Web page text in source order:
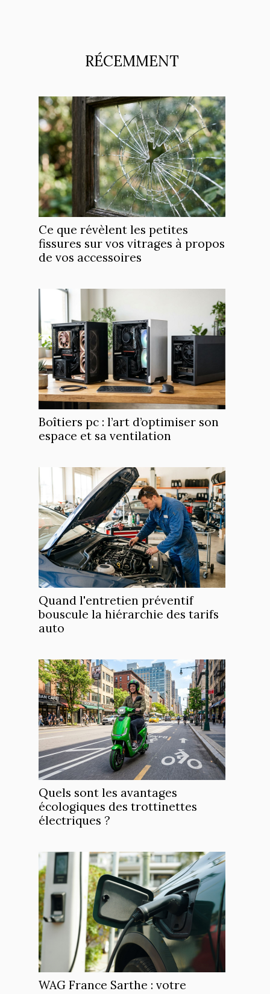
RÉCEMMENT
Ce que révèlent les petites
fissures sur vos vitrages à propos
de vos accessoires
Boîtiers pc : l’art d’optimiser son
espace et sa ventilation
Quand l'entretien préventif
bouscule la hiérarchie des tarifs
auto
Quels sont les avantages
écologiques des trottinettes
électriques ?
WAG France Sarthe : votre